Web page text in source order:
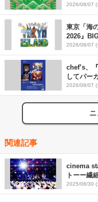
発表
2026/08/07 (
東京「海
2026』
発表 ワー
2026/08/07 (
chef’s、
してパー
2026/08/07 (
関連記事
cinema
トーー繊
魅せた堂
2025/08/30 (